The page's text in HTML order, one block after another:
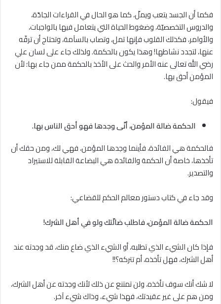
فكما أن الجسد يتعب ويملّ، كما هو الحال في القراءات الجادّة،
والدروس التخصصيّة، وضغوط الحياة التي يتعامل فيها بالواجبات،
والأوامر، فكذلك القلوب فإنها تمل، وتصاب بالسآمة، وتحتاج أن ترفّه
عنها، لتجدد نشاطها! وهذا يكون بالحكمة. ولذلك جاء على لسان علي
رضي الله تعالى عنه الأمر والحث على الأخذ بالحكمة ممن جاء بها؛ لأن
المؤمن أحق بها.
فيقول:
الحكمة ضالة المؤمن، أنّى وجدها فهو أحق الناس بها.
فالحكمة هي الفائدة، فأينما وجدها المؤمن، فهي لك، ومن حقك أن
تأخذها، خاصة أن الحكمة والفائدة هي البضاعة القابلة للاستيراد
والتصدير.
وقد جاء في كتاب دستور معالم الحكم للقضاعي:
الحكمة ضالة المؤمن، فاطلب ضالّتك ولو في أهل الشرك!
فإذا كان الشيء الذي تطلبه، أو الشيء الذي ضاع منك، قد وجدته عند
أهل الشرك، فهل تأخذه، أم تتركه؟!!
لا شك أنك سوف تأخذه، ولن تمتنع عن ذلك لأنك وجدته عن أهل الشرك،
ومن هم على غير عقيدتك، فهذا شيء، وذاك شيء آخر.